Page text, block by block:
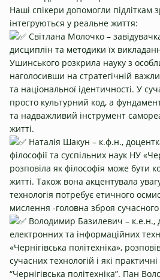
Наші спікери допомогли підліткам
інтегруються у реальне життя:
Світлана Молочко –
дисциплін та методики їх
Ушинського розкрила науку з
наголосивши на стратегічній
та національної ідентичності. У
просто культурний код, а
та надважливий інструмент
житті.
Наталія Шакун – к.ф.н.,
філософії та суспільних наук НУ
розповіла як філософія може бути
житті. Також вона акцентувала
технологія потребує етичного
мислення -головна зброя сучасного
Володимир Базилевич – к.е.н.,
електронних та інформаційних
«Чернігівська політехніка»,
сучасних технологій і які
“Чернігівська політехніка”. Пан